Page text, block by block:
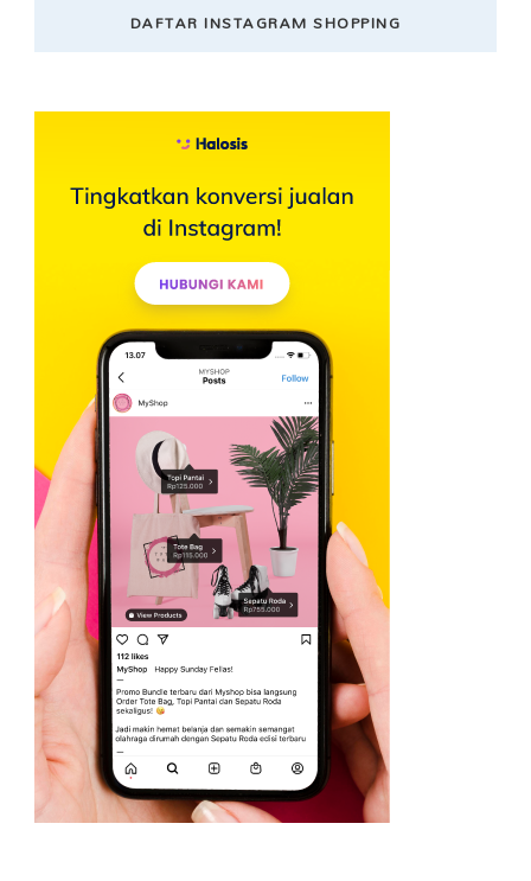
DAFTAR INSTAGRAM SHOPPING